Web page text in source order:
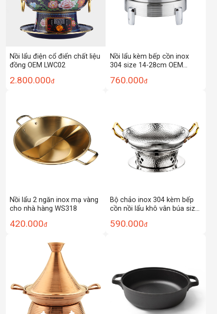
Nồi lẩu điện cổ điển chất liệu
đồng OEM LWC02
2.800.000đ
Nồi lẩu kèm bếp cồn inox
304 size 14-28cm OEM
760.000đ
Nồi lẩu 2 ngăn inox mạ vàng
cho nhà hàng WS318
420.000đ
Bộ chảo inox 304 kèm bếp
cồn nồi lẩu khô vân búa size
590.000đ